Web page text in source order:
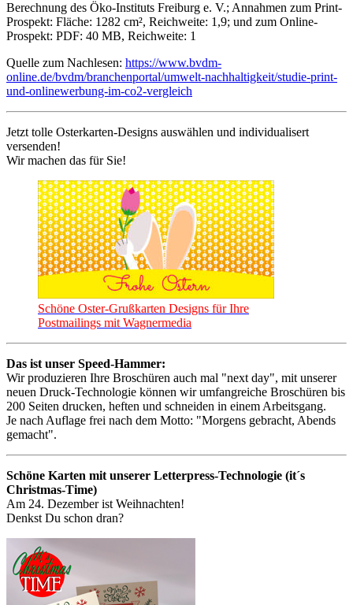
Berechnung des Öko-Instituts Freiburg e. V.; Annahmen zum Print-
Prospekt: Fläche: 1282 cm², Reichweite: 1,9; und zum Online-
Prospekt: PDF: 40 MB, Reichweite: 1
Quelle zum Nachlesen: https://www.bvdm-
online.de/bvdm/branchenportal/umwelt-nachhaltigkeit/studie-print-
und-onlinewerbung-im-co2-vergleich
Jetzt tolle Osterkarten-Designs auswählen und individualisert
versenden!
Wir machen das für Sie!
Schöne Oster-Grußkarten Designs für Ihre
Postmailings mit Wagnermedia
Das ist unser Speed-Hammer:
Wir produzieren Ihre Broschüren auch mal "next day", mit unserer
neuen Druck-Technologie können wir umfangreiche Broschüren bis
200 Seiten drucken, heften und schneiden in einem Arbeitsgang.
Je nach Auflage frei nach dem Motto: "Morgens gebracht, Abends
gemacht".
Schöne Karten mit unserer Letterpress-Technologie (it´s
Christmas-Time)
Am 24. Dezember ist Weihnachten!
Denkst Du schon dran?